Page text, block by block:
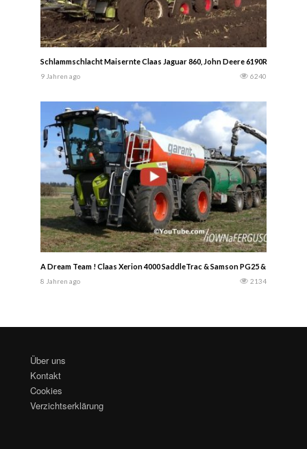
Schlammschlacht Maisernte Claas Jaguar 860, John Deere 6190R , John
9 Jahren ago 6240
A Dream Team ! Claas Xerion 4000 SaddleTrac & Samson PG25 & 36-Meter
8 Jahren ago 2134
Über uns
Kontakt
Cookies
Verzichtserklärung